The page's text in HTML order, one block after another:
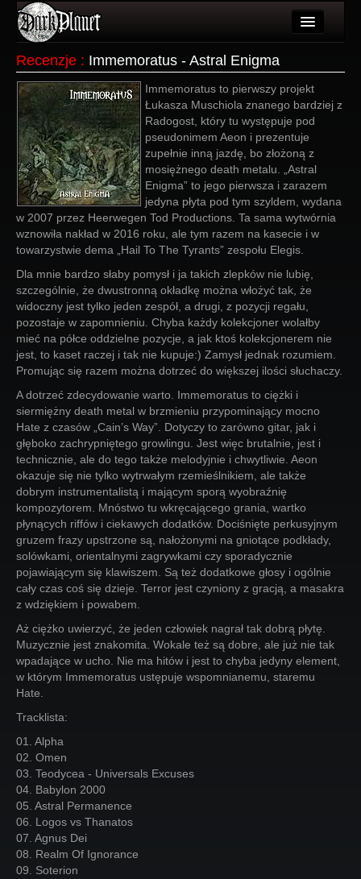
Użytkownicy
Wydarzenia
Galeria
Forum
Więcej
Login
Recenzje : Immemoratus - Astral Enigma
Immemoratus to pierwszy projekt
Łukasza Muschiola znanego bardziej z
Radogost, który tu występuje pod
pseudonimem Aeon i prezentuje
zupełnie inną jazdę, bo złożoną z
mosiężnego death metalu. „Astral
Enigma” to jego pierwsza i zarazem
jedyna płyta pod tym szyldem, wydana
w 2007 przez Heerwegen Tod Productions. Ta sama wytwórnia
wznowiła nakład w 2016 roku, ale tym razem na kasecie i w
towarzystwie dema „Hail To The Tyrants” zespołu Elegis.
Dla mnie bardzo słaby pomysł i ja takich zlepków nie lubię,
szczególnie, że dwustronną okładkę można włożyć tak, że
widoczny jest tylko jeden zespół, a drugi, z pozycji regału,
pozostaje w zapomnieniu. Chyba każdy kolekcjoner wolałby
mieć na półce oddzielne pozycje, a jak ktoś kolekcjonerem nie
jest, to kaset raczej i tak nie kupuje:) Zamysł jednak rozumiem.
Promując się razem można dotrzeć do większej ilości słuchaczy.
A dotrzeć zdecydowanie warto. Immemoratus to ciężki i
siermiężny death metal w brzmieniu przypominający mocno
Hate z czasów „Cain’s Way”. Dotyczy to zarówno gitar, jak i
głęboko zachrypniętego growlingu. Jest więc brutalnie, jest i
technicznie, ale do tego także melodyjnie i chwytliwie. Aeon
okazuje się nie tylko wytrwałym rzemieślnikiem, ale także
dobrym instrumentalistą i mającym sporą wyobraźnię
kompozytorem. Mnóstwo tu wkręcającego grania, wartko
płynących riffów i ciekawych dodatków. Dociśnięte perkusyjnym
gruzem frazy upstrzone są, nałożonymi na gniotące podkłady,
solówkami, orientalnymi zagrywkami czy sporadycznie
pojawiającym się klawiszem. Są też dodatkowe głosy i ogólnie
cały czas coś się dzieje. Terror jest czyniony z gracją, a masakra
z wdziękiem i powabem.
Aż ciężko uwierzyć, że jeden człowiek nagrał tak dobrą płytę.
Muzycznie jest znakomita. Wokale też są dobre, ale już nie tak
wpadające w ucho. Nie ma hitów i jest to chyba jedyny element,
w którym Immemoratus ustępuje wspomnianemu, staremu
Hate.
Tracklista:
01. Alpha
02. Omen
03. Teodycea - Universals Excuses
04. Babylon 2000
05. Astral Permanence
06. Logos vs Thanatos
07. Agnus Dei
08. Realm Of Ignorance
09. Soterion